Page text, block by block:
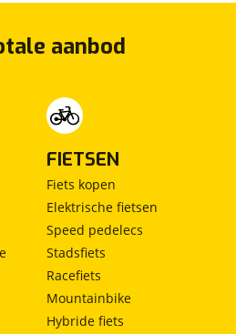
aanbod
FIETSEN
Fiets kopen
Elektrische fietsen
Speed pedelecs
Stadsfiets
Racefiets
Mountainbike
Hybride fiets